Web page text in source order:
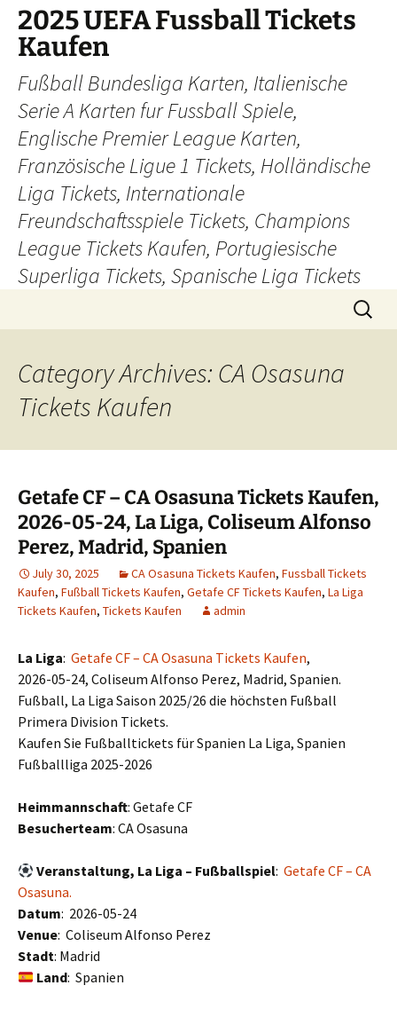
Skip
content
2025 UEFA Fussball Tickets
Kaufen
Fußball Bundesliga Karten, Italienische
Serie A Karten fur Fussball Spiele,
Englische Premier League Karten,
Französische Ligue 1 Tickets, Holländische
Liga Tickets, Internationale
Freundschaftsspiele Tickets, Champions
League Tickets Kaufen, Portugiesische
Superliga Tickets, Spanische Liga Tickets
Search
for:
Category Archives: CA Osasuna
Tickets Kaufen
Getafe CF – CA Osasuna Tickets Kaufen,
2026-05-24, La Liga, Coliseum Alfonso
Perez, Madrid, Spanien
July 30, 2025 CA Osasuna Tickets Kaufen, Fussball Tickets
Kaufen, Fußball Tickets Kaufen, Getafe CF Tickets Kaufen, La Liga
Tickets Kaufen, Tickets Kaufen admin
La Liga: Getafe CF – CA Osasuna Tickets Kaufen,
2026-05-24, Coliseum Alfonso Perez, Madrid, Spanien.
Fußball, La Liga Saison 2025/26 die höchsten Fußball
Primera Division Tickets.
Kaufen Sie Fußballtickets für Spanien La Liga, Spanien
Fußballliga 2025-2026
Heimmannschaft: Getafe CF
Besucherteam: CA Osasuna
Veranstaltung, La Liga – Fußballspiel:Getafe CF – CA
Osasuna.
Datum: 2026-05-24
Venue: Coliseum Alfonso Perez
Stadt: Madrid
Land: Spanien